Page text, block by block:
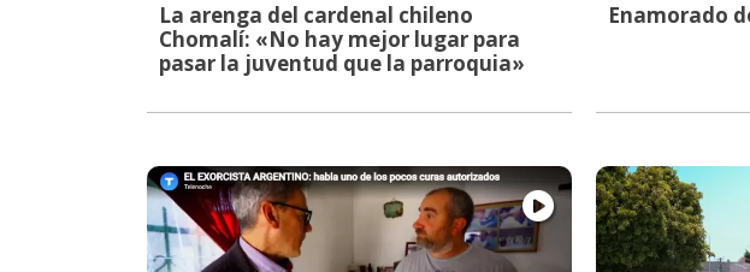
La arenga del cardenal chileno
Chomalí: «No hay mejor lugar para
pasar la juventud que la parroquia»
Enamorado